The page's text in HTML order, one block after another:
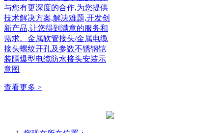
与您有更深度的合作,为您提供
技术解决方案,解决难题,开发创
新产品,让您得到满意的服务和
需求。金属软管接头/金属电缆
接头螺纹开孔及参数不锈钢铠
装隔爆型电缆防水接头安装示
意图
查看更多 >